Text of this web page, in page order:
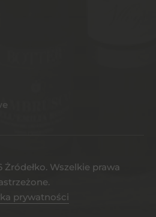
Wszelkie prawa
prywatności